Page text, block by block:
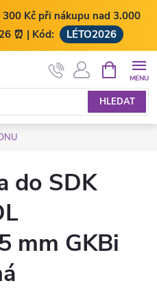
Kč při nákupu nad 3.000
⏰ | Kód:
LÉTO2026
HLEDAT
NÁKUPNÍ
KOŠÍK
do SDK
mm GKBi